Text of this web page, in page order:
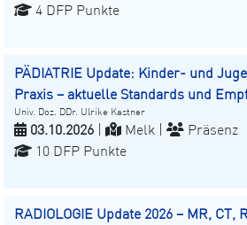
4 DFP Punkte
PÄDIATRIE Update: Kinder- und
Praxis – aktuelle Standards und
Univ. Doz. DDr. Ulrike Kastner
03.10.2026 Melk |
Präsenz
10 DFP Punkte
RADIOLOGIE Update 2026 – MR, CT,